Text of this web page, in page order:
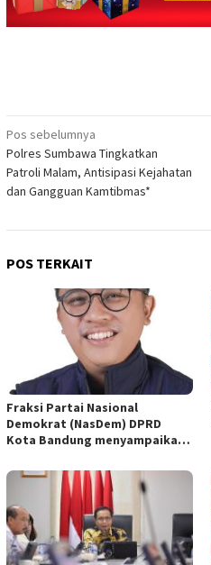
Navigasi
pos
Pos sebelumnya
Polres Sumbawa Tingkatkan
Patroli Malam, Antisipasi Kejahatan
dan Gangguan Kamtibmas*
POS TERKAIT
Fraksi Partai Nasional
Demokrat (NasDem) DPRD
Kota Bandung menyampaikan
empat Rancangan Peraturan
Daerah (Raperda) yang
diajukan Pemerintah Kota
Bandung